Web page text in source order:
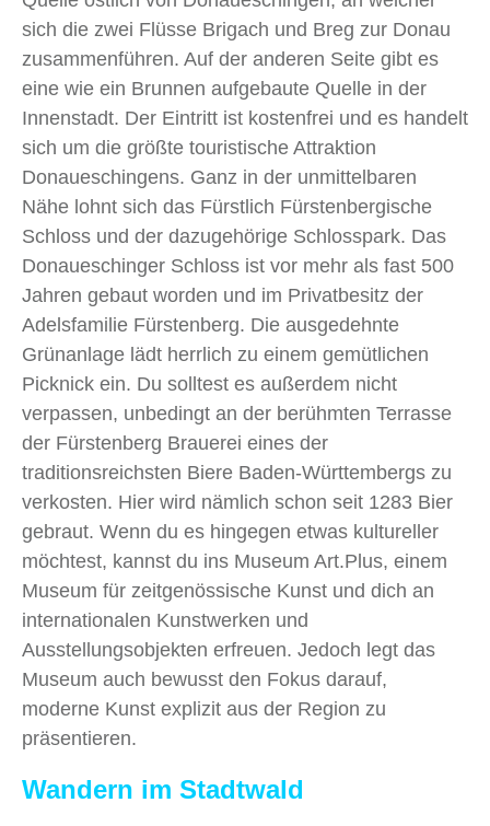
sich die zwei Flüsse Brigach und Breg zur Donau
zusammenführen. Auf der anderen Seite gibt es
eine wie ein Brunnen aufgebaute Quelle in der
Innenstadt. Der Eintritt ist kostenfrei und es handelt
sich um die größte touristische Attraktion
Donaueschingens. Ganz in der unmittelbaren
Nähe lohnt sich das Fürstlich Fürstenbergische
Schloss und der dazugehörige Schlosspark. Das
Donaueschinger Schloss ist vor mehr als fast 500
Jahren gebaut worden und im Privatbesitz der
Adelsfamilie Fürstenberg. Die ausgedehnte
Grünanlage lädt herrlich zu einem gemütlichen
Picknick ein. Du solltest es außerdem nicht
verpassen, unbedingt an der berühmten Terrasse
der Fürstenberg Brauerei eines der
traditionsreichsten Biere Baden-Württembergs zu
verkosten. Hier wird nämlich schon seit 1283 Bier
gebraut. Wenn du es hingegen etwas kultureller
möchtest, kannst du ins Museum Art.Plus, einem
Museum für zeitgenössische Kunst und dich an
internationalen Kunstwerken und
Ausstellungsobjekten erfreuen. Jedoch legt das
Museum auch bewusst den Fokus darauf,
moderne Kunst explizit aus der Region zu
präsentieren.
Wandern im Stadtwald